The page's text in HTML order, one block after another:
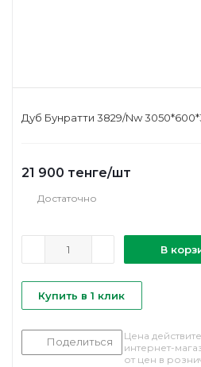
Дуб Бунратти 3829/Nw
21 900 тенге/шт
Достаточно
В
Купить в 1 клик
Поделиться
Цена
интернет-
от цен в